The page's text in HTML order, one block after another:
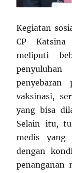
Kegiatan
CP
meliputi
penyebaran
vaksinasi,
yang bisa
Selain itu,
medis yang
dengan
penanganan